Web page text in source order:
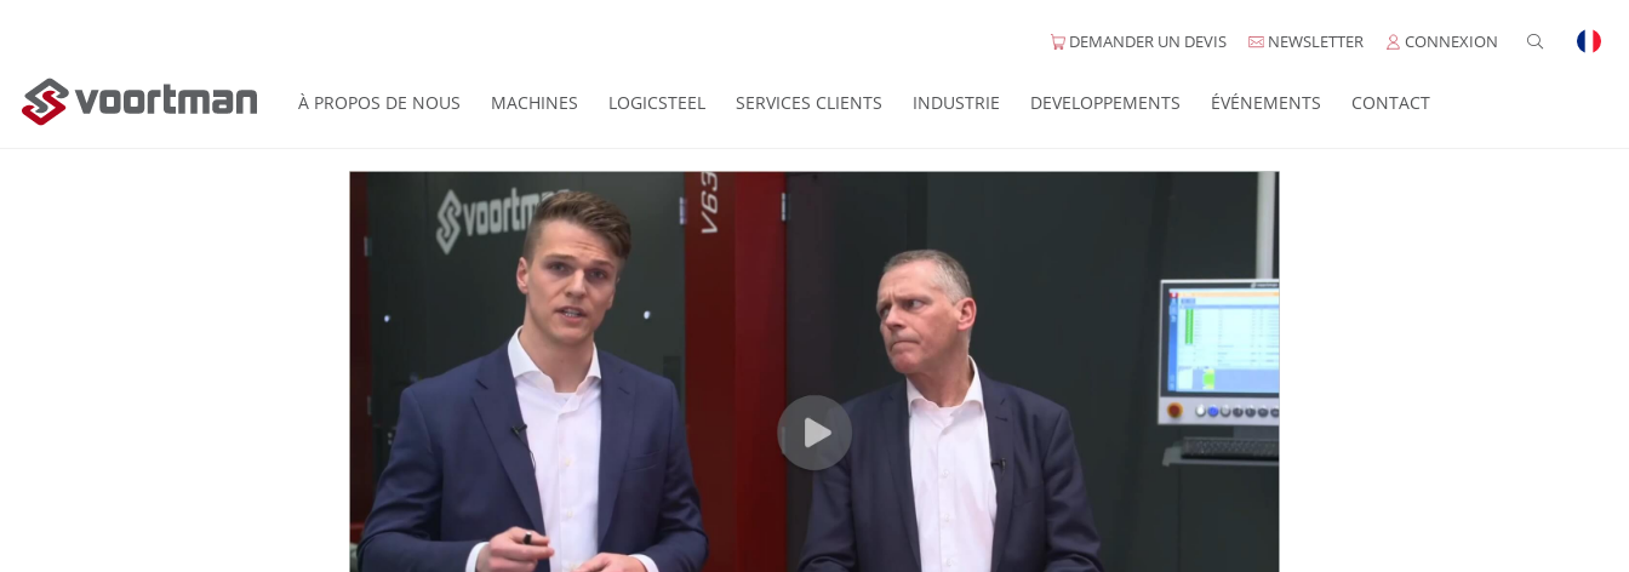
DEMANDER UN DEVIS NEWSLETTER CONNEXION
À PROPOS DE NOUS MACHINES LOGICSTEEL SERVICES CLIENTS INDUSTRIE DEVELOPPEMENTS ÉVÉNEMENTS CONTACT